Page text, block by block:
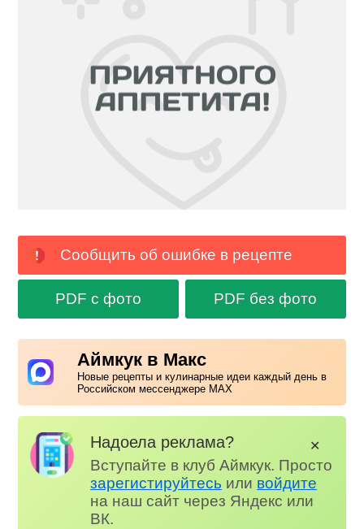
Сообщить об ошибке в рецепте
PDF с фото PDF без фото
Аймкук в Макс
Новые рецепты и кулинарные идеи каждый день в
Российском мессенджере MAX
Надоела реклама?
Вступайте в клуб Аймкук. Просто
зарегистируйтесь или войдите
на наш сайт через Яндекс или
ВК.
✕